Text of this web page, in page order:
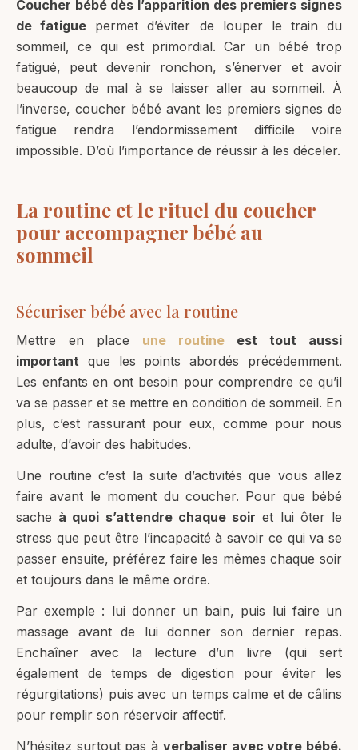
Coucher bébé dès l’apparition des premiers signes
de fatigue permet d’éviter de louper le train du
sommeil, ce qui est primordial. Car un bébé trop
fatigué, peut devenir ronchon, s’énerver et avoir
beaucoup de mal à se laisser aller au sommeil. À
l’inverse, coucher bébé avant les premiers signes de
fatigue rendra l’endormissement difficile voire
impossible. D’où l’importance de réussir à les déceler.
La routine et le rituel du coucher
pour accompagner bébé au
sommeil
Sécuriser bébé avec la routine
Mettre en place une routine est tout aussi
important que les points abordés précédemment.
Les enfants en ont besoin pour comprendre ce qu’il
va se passer et se mettre en condition de sommeil. En
plus, c’est rassurant pour eux, comme pour nous
adulte, d’avoir des habitudes.
Une routine c’est la suite d’activités que vous allez
faire avant le moment du coucher. Pour que bébé
sache à quoi s’attendre chaque soir et lui ôter le
stress que peut être l’incapacité à savoir ce qui va se
passer ensuite, préférez faire les mêmes chaque soir
et toujours dans le même ordre.
Par exemple : lui donner un bain, puis lui faire un
massage avant de lui donner son dernier repas.
Enchaîner avec la lecture d’un livre (qui sert
également de temps de digestion pour éviter les
régurgitations) puis avec un temps calme et de câlins
pour remplir son réservoir affectif.
N’hésitez surtout pas à verbaliser avec votre bébé.